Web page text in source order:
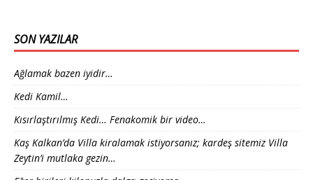
SON YAZILAR
Ağlamak bazen iyidir…
Kedi Kamil…
Kısırlaştırılmış Kedi… Fenakomik bir video…
Kaş Kalkan’da Villa kiralamak istiyorsanız; kardeş sitemiz Villa
Zeytin’i mutlaka gezin…